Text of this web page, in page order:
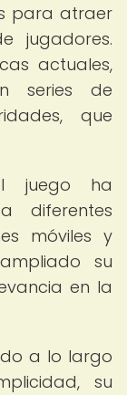
para atraer
jugadores.
actuales,
series de
que
juego ha
diferentes
móviles y
su
en la
a lo largo
su